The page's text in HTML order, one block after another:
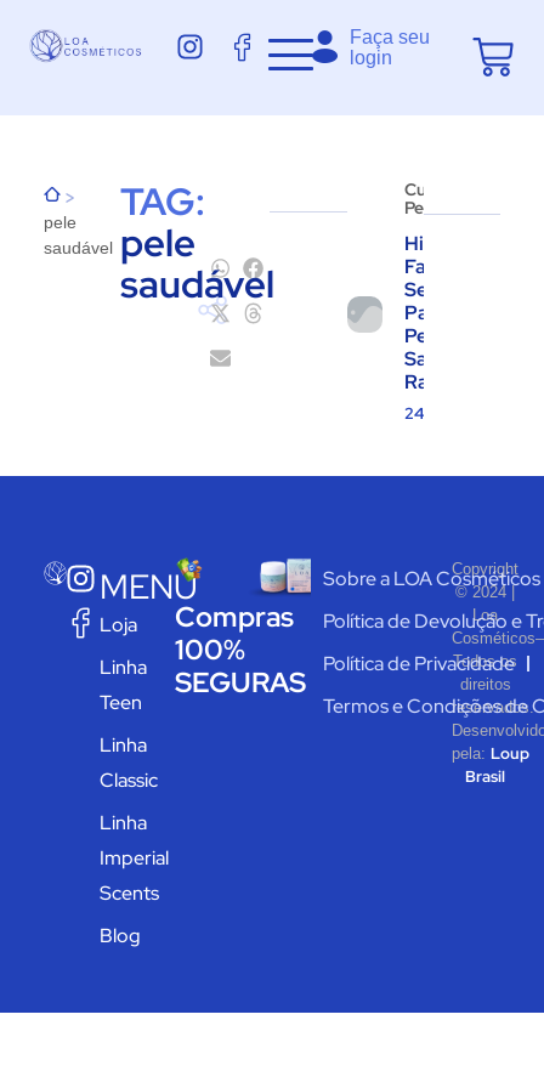
Faça seu
login
>
pele
saudável
TAG:
pele
saudável
Cuidados
Pessoais
Hidratação
Facial: O
Segredo
Para uma
Pele
Saudável e
Radiante
24.07.2025
MENU
Loja
Linha
Teen
Linha
Classic
Linha
Imperial
Scents
Blog
Compras
100%
SEGURAS
Sobre a LOA Cosméticos
Política de Devolução e
Política de Privacidade
Termos e Condições de
Copyright
© 2024 |
Loa
Cosméticos–
Todos os
direitos
reservados.
pela: Loup
Brasil